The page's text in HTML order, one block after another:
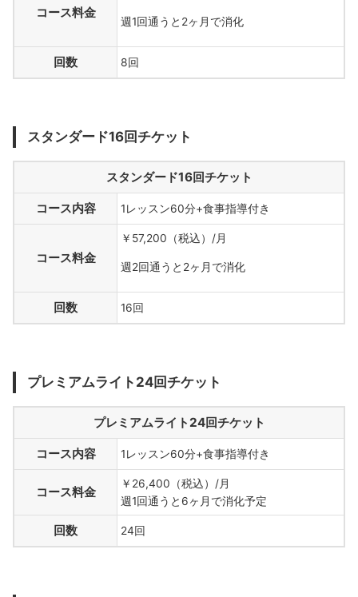
コース料金
週1回通うと2ヶ月で消化
回数 8回
スタンダード16回チケット
スタンダード16回チケット
コース内容 1レッスン60分+食事指導付き
コース料金
￥57,200（税込）/月
週2回通うと2ヶ月で消化
回数 16回
プレミアムライト24回チケット
プレミアムライト24回チケット
コース内容 1レッスン60分+食事指導付き
コース料金
￥26,400（税込）/月
週1回通うと6ヶ月で消化予定
回数 24回